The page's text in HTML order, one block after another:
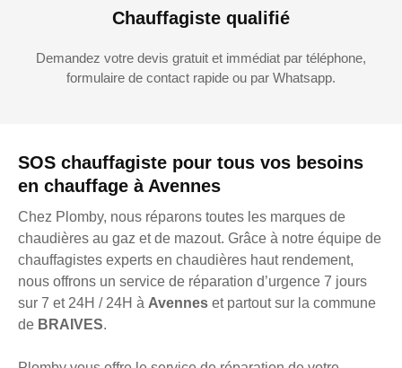
SOS chauffagiste pour tous vos besoins
en chauffage à Avennes
Chez Plomby, nous réparons toutes les marques de
chaudières au gaz et de mazout. Grâce à notre équipe de
chauffagistes experts en chaudières haut rendement,
nous offrons un service de réparation d’urgence 7 jours
sur 7 et 24H / 24H à Avennes et partout sur la commune
de BRAIVES.
Chauffagiste qualifié
Demandez votre devis gratuit et immédiat par téléphone,
formulaire de contact rapide ou par Whatsapp.